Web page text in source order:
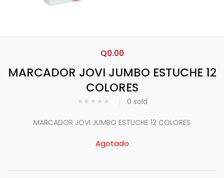
MARCADOR JOVI JUMBO ESTUCHE 12
COLORES
0 sold
Q0.00
MARCADOR JOVI JUMBO ESTUCHE 12 COLORES
Agotado